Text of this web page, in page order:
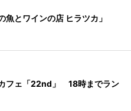
魚とワインの店 ヒラツカ」
フェ「22nd」 18時までラン